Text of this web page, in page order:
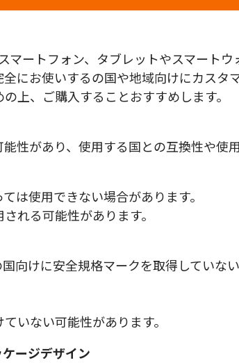
マートフォン、タブレットやスマート
にお使いするの国や地域向けにカス
上、ご購入することおすすめします。
性があり、使用する国との互換性や使
は使用できない場合があります。
れる可能性があります。
向けに安全規格マークを取得していない
いない可能性があります。
ージデザイン